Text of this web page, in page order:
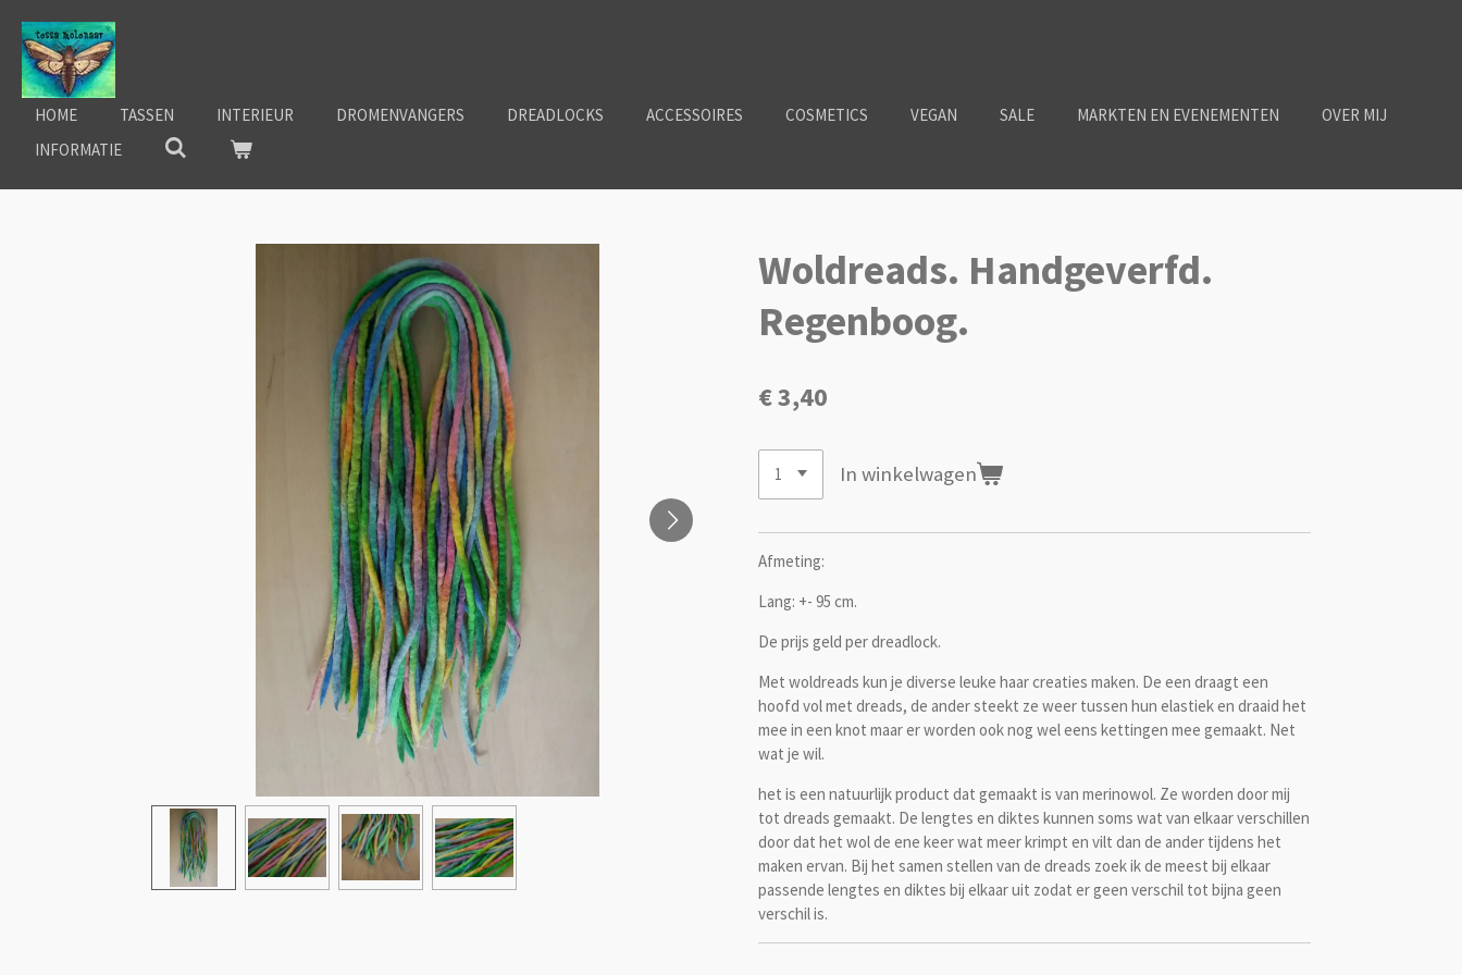
Ga
direct
naar
de
hoofdinhoud
HOME TASSEN INTERIEUR DROMENVANGERS DREADLOCKS ACCESSOIRES COSMETICS VEGAN SALE MARKTEN EN EVENEMENTEN
OVER MIJ
INFORMATIE
Woldreads. Handgeverfd.
Regenboog.
€ 3,40
In winkelwagen
Afmeting:
Lang: +- 95 cm.
De prijs geld per dreadlock.
Met woldreads kun je diverse leuke haar creaties maken. De een draagt een
hoofd vol met dreads, de ander steekt ze weer tussen hun elastiek en draaid het
mee in een knot maar er worden ook nog wel eens kettingen mee gemaakt. Net
wat je wil.
het is een natuurlijk product dat gemaakt is van merinowol. Ze worden door mij
tot dreads gemaakt. De lengtes en diktes kunnen soms wat van elkaar verschillen
door dat het wol de ene keer wat meer krimpt en vilt dan de ander tijdens het
maken ervan. Bij het samen stellen van de dreads zoek ik de meest bij elkaar
passende lengtes en diktes bij elkaar uit zodat er geen verschil tot bijna geen
verschil is.